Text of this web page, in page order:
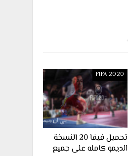
FIFA 2020
تحميل فيفا 20 النسخة
الديمو كامله على جميع